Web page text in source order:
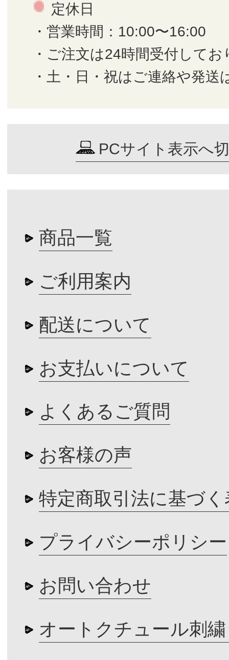
定休日
・営業時間：10:00〜16:00
・ご注文は24時間受付してお
・土・日・祝はご連絡や発送
PCサイト表示へ
商品一覧
ご利用案内
配送について
お支払いについて
よくあるご質問
お客様の声
特定商取引法に基づく
プライバシーポリシー
お問い合わせ
オートクチュール刺